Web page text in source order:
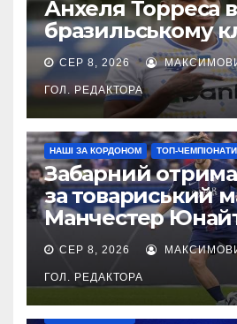
Анхеля Торреса
бразильському
СЕР 8, 2026
ГОЛ. РЕДАКТОРА
НАШІ ЗА КОРДОНОМ ТОП-ЧЕМПІОНАТИ
Забарний
за товариський
Манчестер
СЕР 8, 2026
ГОЛ. РЕДАКТОРА